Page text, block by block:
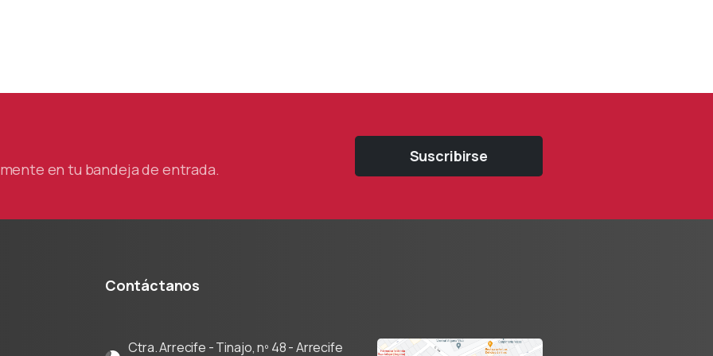
en tu bandeja de entrada.
Suscribirse
Contáctanos
Ctra. Arrecife - Tinajo, nº 48 - Arrecife